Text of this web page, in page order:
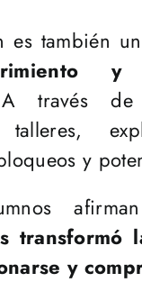
es también
y
través de
y
transformó
y